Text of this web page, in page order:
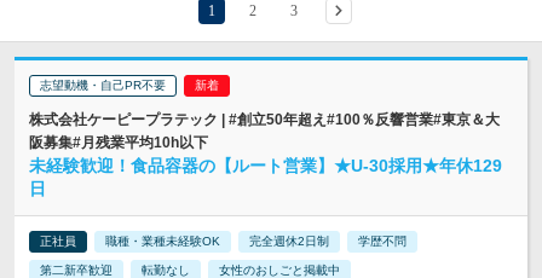
1 2 3
志望動機・自己PR不要
株式会社ケーピープラテック | #創立50年超え#100％反響営業#東京＆大
阪募集#月残業平均10h以下
未経験歓迎！食品容器の【ルート営業】★U-30採用★年休129
日
正社員 職種・業種未経験OK 完全週休2日制 学歴不問
第二新卒歓迎 転勤なし 女性のおしごと掲載中